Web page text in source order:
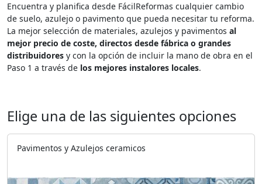
Encuentra y planifica desde FácilReformas cualquier cambio
de suelo, azulejo o pavimento que pueda necesitar tu reforma.
La mejor selección de materiales, azulejos y pavimentos al
mejor precio de coste, directos desde fábrica o grandes
distribuidores y con la opción de incluir la mano de obra en el
Paso 1 a través de los mejores instalores locales.
Elige una de las siguientes opciones
Pavimentos y Azulejos ceramicos